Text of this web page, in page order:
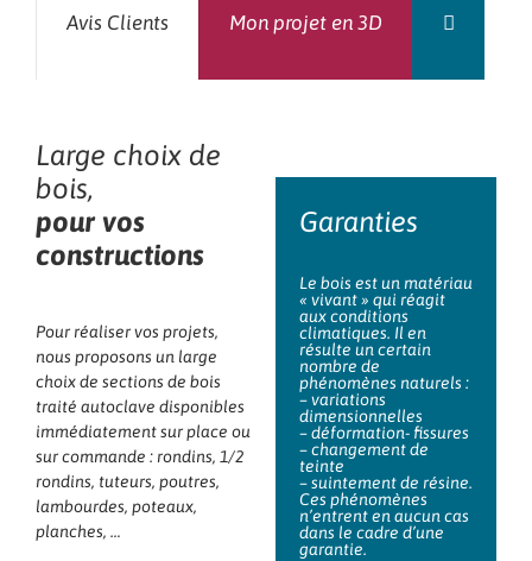
Avis Clients Mon projet en 3D
Large choix de
bois,
pour vos
constructions
Pour réaliser vos projets,
nous proposons un large
choix de sections de bois
traité autoclave disponibles
immédiatement sur place ou
sur commande : rondins, 1/2
rondins, tuteurs, poutres,
lambourdes, poteaux,
planches, …
Garanties
Le bois est un matériau
« vivant » qui réagit
aux conditions
climatiques. Il en
résulte un certain
nombre de
phénomènes naturels :
– variations
dimensionnelles
– déformation- fissures
– changement de
teinte
– suintement de résine.
Ces phénomènes
n’entrent en aucun cas
dans le cadre d’une
garantie.